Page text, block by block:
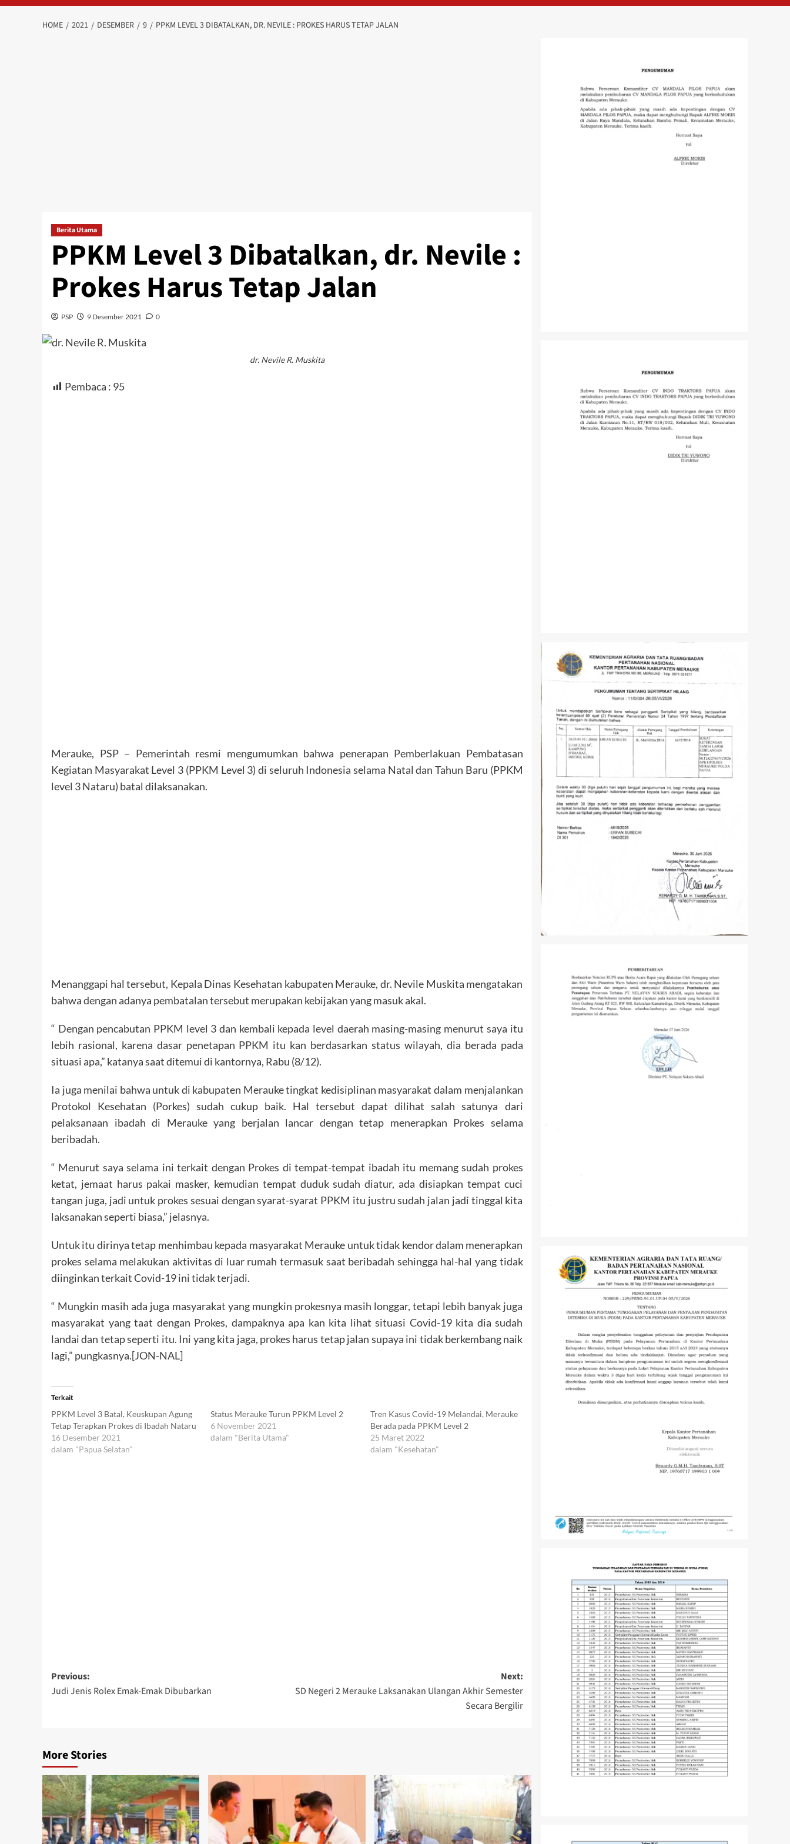
HOME 2021 DESEMBER 9 PPKM LEVEL 3 DIBATALKAN, DR. NEVILE : PROKES HARUS TETAP JALAN
Berita Utama
PPKM Level 3 Dibatalkan, dr. Nevile :
Prokes Harus Tetap Jalan
PSP 9 Desember 2021 0
dr. Nevile R. Muskita
Pembaca : 95
Merauke, PSP – Pemerintah resmi mengumumkan bahwa penerapan Pemberlakuan Pembatasan
Kegiatan Masyarakat Level 3 (PPKM Level 3) di seluruh Indonesia selama Natal dan Tahun Baru (PPKM
level 3 Nataru) batal dilaksanakan.
Menanggapi hal tersebut, Kepala Dinas Kesehatan kabupaten Merauke, dr. Nevile Muskita mengatakan
bahwa dengan adanya pembatalan tersebut merupakan kebijakan yang masuk akal.
“ Dengan pencabutan PPKM level 3 dan kembali kepada level daerah masing-masing menurut saya itu
lebih rasional, karena dasar penetapan PPKM itu kan berdasarkan status wilayah, dia berada pada
situasi apa,” katanya saat ditemui di kantornya, Rabu (8/12).
Ia juga menilai bahwa untuk di kabupaten Merauke tingkat kedisiplinan masyarakat dalam menjalankan
Protokol Kesehatan (Porkes) sudah cukup baik. Hal tersebut dapat dilihat salah satunya dari
pelaksanaan ibadah di Merauke yang berjalan lancar dengan tetap menerapkan Prokes selama
beribadah.
“ Menurut saya selama ini terkait dengan Prokes di tempat-tempat ibadah itu memang sudah prokes
ketat, jemaat harus pakai masker, kemudian tempat duduk sudah diatur, ada disiapkan tempat cuci
tangan juga, jadi untuk prokes sesuai dengan syarat-syarat PPKM itu justru sudah jalan jadi tinggal kita
laksanakan seperti biasa,” jelasnya.
Untuk itu dirinya tetap menhimbau kepada masyarakat Merauke untuk tidak kendor dalam menerapkan
prokes selama melakukan aktivitas di luar rumah termasuk saat beribadah sehingga hal-hal yang tidak
diinginkan terkait Covid-19 ini tidak terjadi.
“ Mungkin masih ada juga masyarakat yang mungkin prokesnya masih longgar, tetapi lebih banyak juga
masyarakat yang taat dengan Prokes, dampaknya apa kan kita lihat situasi Covid-19 kita dia sudah
landai dan tetap seperti itu. Ini yang kita jaga, prokes harus tetap jalan supaya ini tidak berkembang naik
lagi,” pungkasnya.[JON-NAL]
Terkait
PPKM Level 3 Batal, Keuskupan Agung
Tetap Terapkan Prokes di Ibadah Nataru
16 Desember 2021
dalam "Papua Selatan"
Status Merauke Turun PPKM Level 2
6 November 2021
dalam "Berita Utama"
Tren Kasus Covid-19 Melandai, Merauke
Berada pada PPKM Level 2
25 Maret 2022
dalam "Kesehatan"
Post
navigation
Previous:
Judi Jenis Rolex Emak-Emak Dibubarkan
Next:
SD Negeri 2 Merauke Laksanakan Ulangan Akhir Semester
Secara Bergilir
More Stories